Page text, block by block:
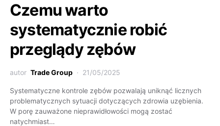
Czemu warto
systematycznie robić
przeglądy zębów
autor Trade Group 21/05/2025
Systematyczne kontrole zębów pozwalają uniknąć licznych
problematycznych sytuacji dotyczących zdrowia uzębienia.
W porę zauważone nieprawidłowości mogą zostać
natychmiast…